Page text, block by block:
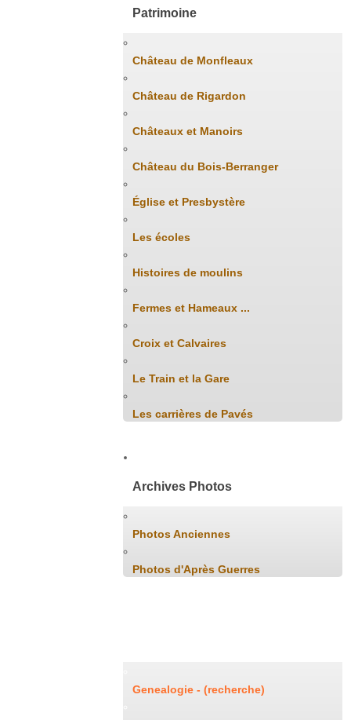
Patrimoine
Château de Monfleaux
Château de Rigardon
Châteaux et Manoirs
Château du Bois-Berranger
Église et Presbystère
Les écoles
Histoires de moulins
Fermes et Hameaux ...
Croix et Calvaires
Le Train et la Gare
Les carrières de Pavés
Archives Photos
Photos Anciennes
Photos d'Après Guerres
Genealogie - (recherche)